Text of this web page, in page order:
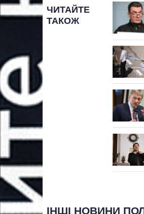
ЧИТАЙТЕ
ТАКОЖ
ІНШІ НОВИНИ